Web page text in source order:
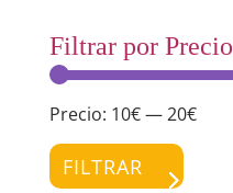
Filtrar por Precio
FILTRAR
Precio: 10€—20€